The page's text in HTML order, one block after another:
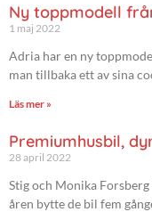
Ny toppmodell
1 maj 2022
Adria har en ny
man tillbaka ett av sina
Läs mer »
Premiumhusbil,
28 april 2022
Stig och Monika
åren bytte de bil fem